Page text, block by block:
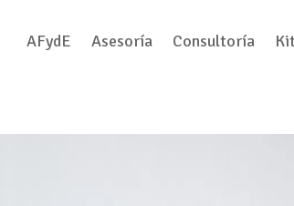
AFydE Asesoría Consultoría